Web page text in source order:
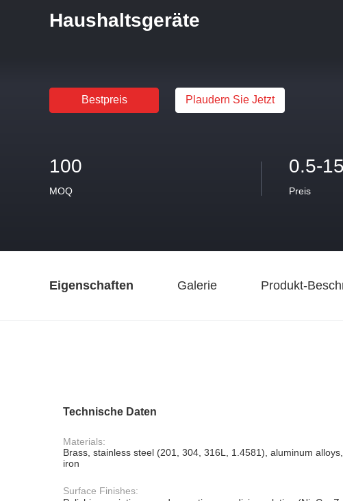
Haushaltsgeräte
Bestpreis Plaudern Sie Jetzt
100
MOQ
0.5-
Preis
Eigenschaften Galerie Produkt-
Technische Daten
Materials:
Brass, stainless steel (201, 304, 316L, 1.4581), aluminum
iron
Surface Finishes: